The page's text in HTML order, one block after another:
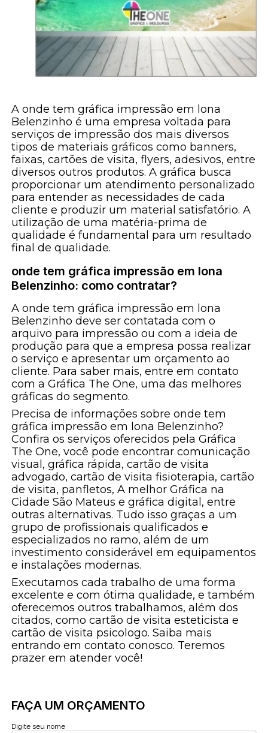
A onde tem gráfica impressão em lona
Belenzinho é uma empresa voltada para
serviços de impressão dos mais diversos
tipos de materiais gráficos como banners,
faixas, cartões de visita, flyers, adesivos, entre
diversos outros produtos. A gráfica busca
proporcionar um atendimento personalizado
para entender as necessidades de cada
cliente e produzir um material satisfatório. A
utilização de uma matéria-prima de
qualidade é fundamental para um resultado
final de qualidade.
onde tem gráfica impressão em lona
Belenzinho: como contratar?
A onde tem gráfica impressão em lona
Belenzinho deve ser contatada com o
arquivo para impressão ou com a ideia de
produção para que a empresa possa realizar
o serviço e apresentar um orçamento ao
cliente. Para saber mais, entre em contato
com a Gráfica The One, uma das melhores
gráficas do segmento.
Precisa de informações sobre onde tem
gráfica impressão em lona Belenzinho?
Confira os serviços oferecidos pela Gráfica
The One, você pode encontrar comunicação
visual, gráfica rápida, cartão de visita
advogado, cartão de visita fisioterapia, cartão
de visita, panfletos, A melhor Gráfica na
Cidade São Mateus e gráfica digital, entre
outras alternativas. Tudo isso graças a um
grupo de profissionais qualificados e
especializados no ramo, além de um
investimento considerável em equipamentos
e instalações modernas.
Executamos cada trabalho de uma forma
excelente e com ótima qualidade, e também
oferecemos outros trabalhamos, além dos
citados, como cartão de visita esteticista e
cartão de visita psicologo. Saiba mais
entrando em contato conosco. Teremos
prazer em atender você!
FAÇA UM ORÇAMENTO
Digite seu nome